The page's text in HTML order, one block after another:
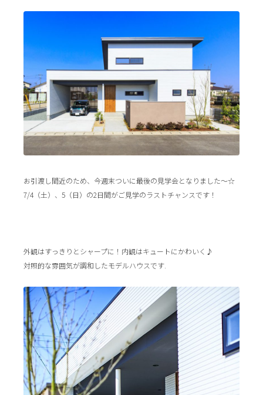
お引渡し間近のため、今週末ついに最後の見学会となりました～☆
7/4（土）、5（日）の2日間がご見学のラストチャンスです！
外観はすっきりとシャープに！内観はキュートにかわいく♪
対照的な雰囲気が調和したモデルハウスです.